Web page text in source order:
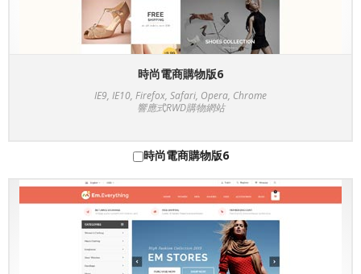
時尚電商購物版6
IE9, IE10, Firefox, Safari, Opera, Chrome
響應式RWD購物網站
時尚電商購物版6